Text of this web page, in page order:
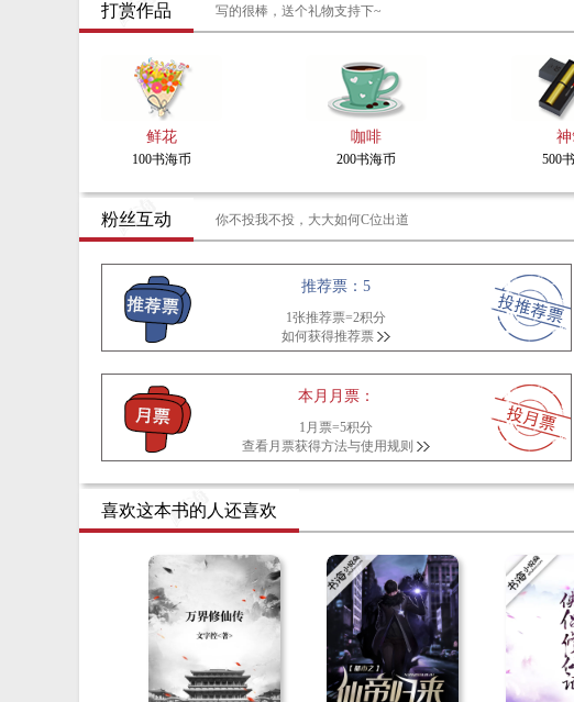
打赏作品 写的很棒，送个礼物支持下~
鲜花
100书海币
咖啡
200书海币 500
粉丝互动 你不投我不投，大大如何C位出道
推荐票：5
1张推荐票=2积分
如何获得推荐票
本月月票：
1月票=5积分
查看月票获得方法与使用规则
喜欢这本书的人还喜欢